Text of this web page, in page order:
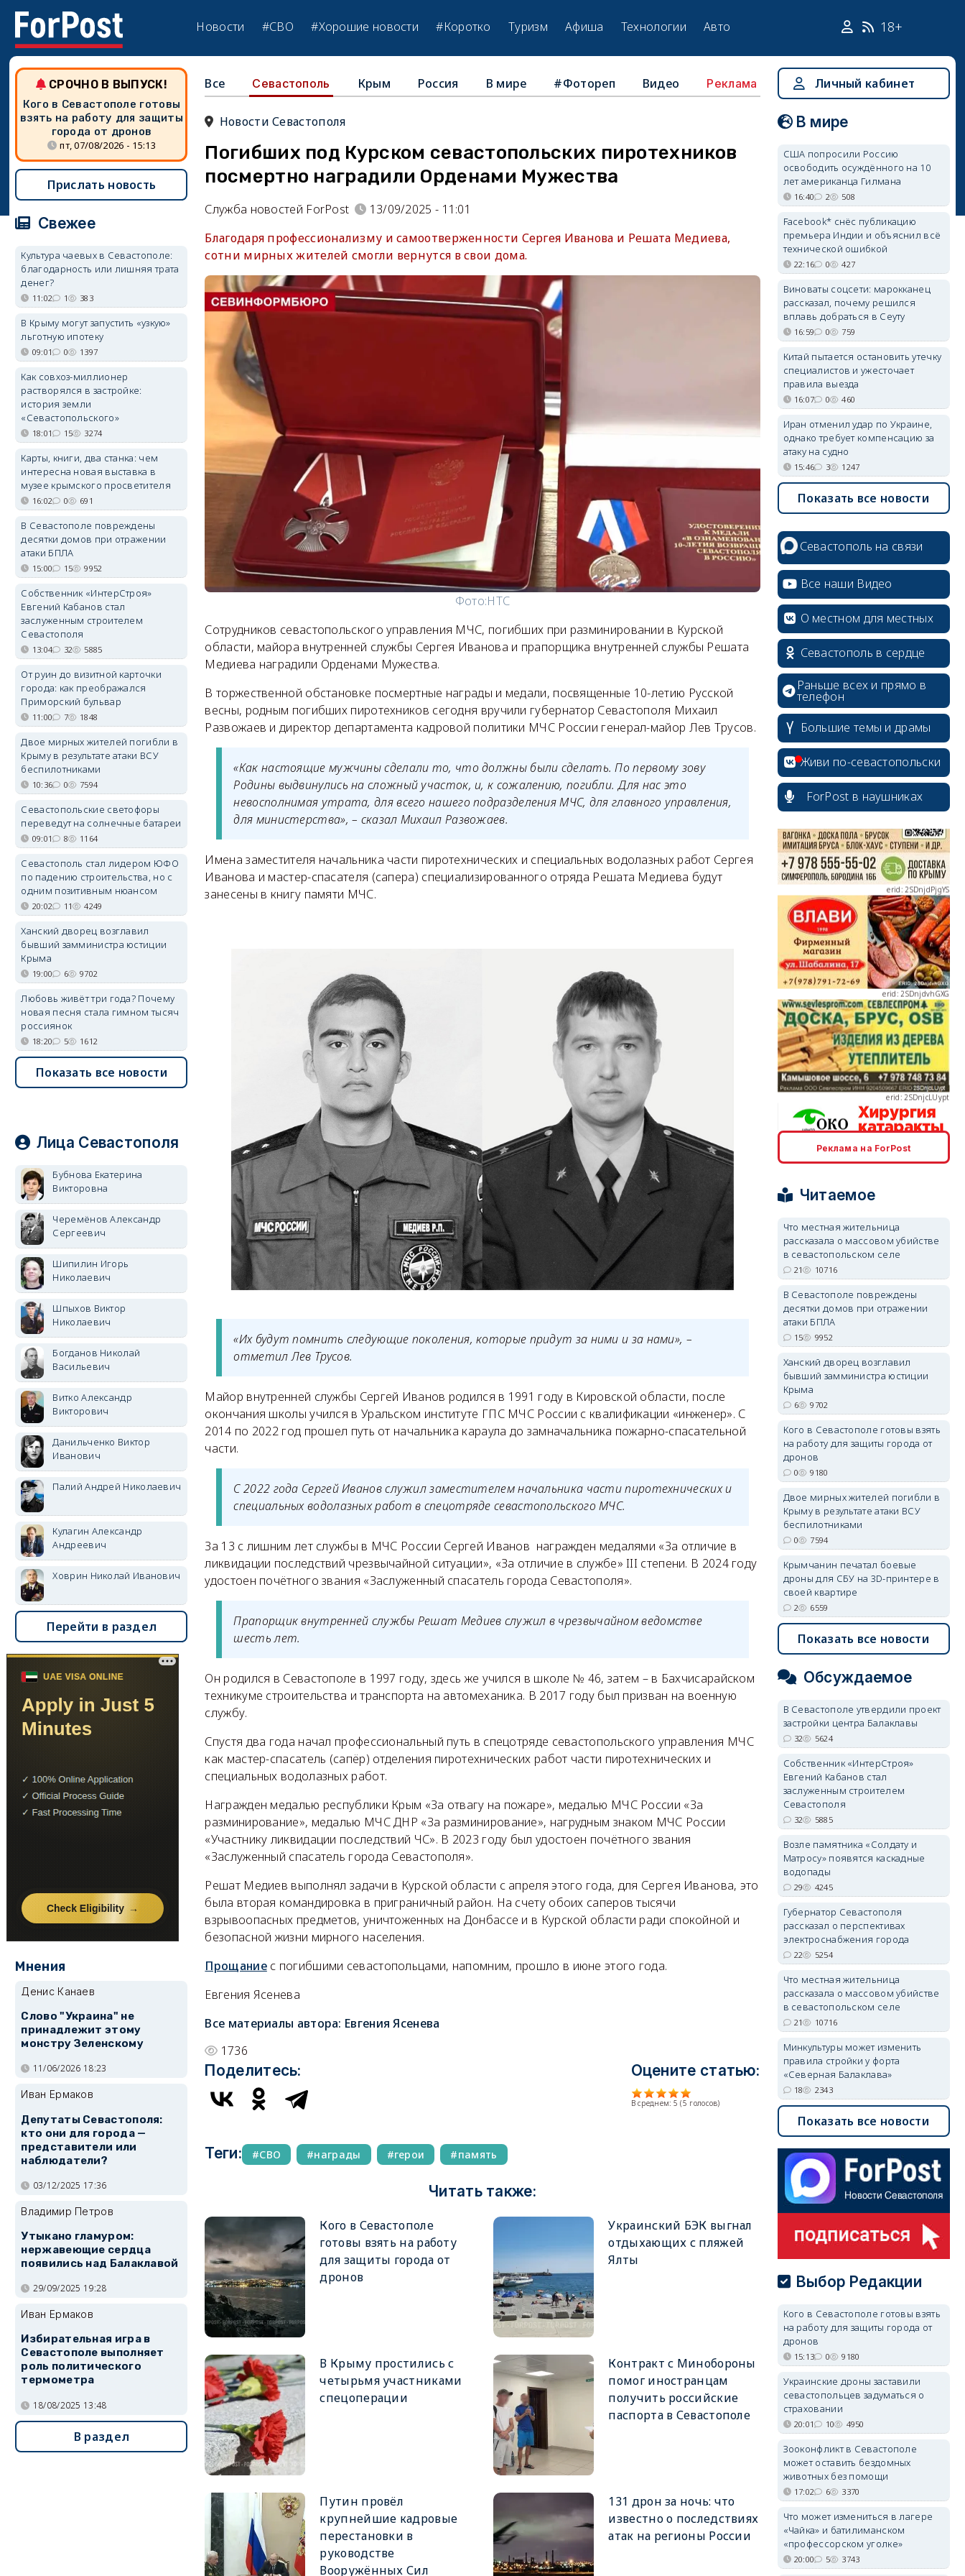
Новости #СВО #Хорошие новости #Коротко Туризм Афиша Технологии Авто 18+
Все Севастополь Крым Россия В мире #Фотореп Видео Реклама
Новости Севастополя
Погибших под Курском севастопольских пиротехников
посмертно наградили Орденами Мужества
Служба новостей ForPost
13/09/2025 - 11:01
Благодаря профессионализму и самоотверженности Сергея Иванова и Решата Медиева,
сотни мирных жителей смогли вернутся в свои дома.
Фото:НТС
Сотрудников севастопольского управления МЧС, погибших при разминировании в Курской
области, майора внутренней службы Сергея Иванова и прапорщика внутренней службы Решата
Медиева наградили Орденами Мужества.
В торжественной обстановке посмертные награды и медали, посвященные 10-летию Русской
весны, родным погибших пиротехников сегодня вручили губернатор Севастополя Михаил
Развожаев и директор департамента кадровой политики МЧС России генерал-майор Лев Трусов.
«Как настоящие мужчины сделали то, что должны были сделать. По первому зову
Родины выдвинулись на сложный участок, и, к сожалению, погибли. Для нас это
невосполнимая утрата, для всего нашего подразделения МЧС, для главного управления,
для министерства», – сказал Михаил Развожаев.
Имена заместителя начальника части пиротехнических и специальных водолазных работ Сергея
Иванова и мастер-спасателя (сапера) специализированного отряда Решата Медиева будут
занесены в книгу памяти МЧС.
«Их будут помнить следующие поколения, которые придут за ними и за нами», –
отметил Лев Трусов.
Майор внутренней службы Сергей Иванов родился в 1991 году в Кировской области, после
окончания школы учился в Уральском институте ГПС МЧС России с квалификации «инженер». С
2014 по 2022 год прошел путь от начальника караула до замначальника пожарно-спасательной
части.
С 2022 года Сергей Иванов служил заместителем начальника части пиротехнических и
специальных водолазных работ в спецотряде севастопольского МЧС.
За 13 с лишним лет службы в МЧС России Сергей Иванов награжден медалями «За отличие в
ликвидации последствий чрезвычайной ситуации», «За отличие в службе» III степени. В 2024 году
удостоен почётного звания «Заслуженный спасатель города Севастополя».
Прапорщик внутренней службы Решат Медиев служил в чрезвычайном ведомстве
шесть лет.
Он родился в Севастополе в 1997 году, здесь же учился в школе № 46, затем – в Бахчисарайском
техникуме строительства и транспорта на автомеханика. В 2017 году был призван на военную
службу.
Спустя два года начал профессиональный путь в спецотряде севастопольского управления МЧС
как мастер-спасатель (сапёр) отделения пиротехнических работ части пиротехнических и
специальных водолазных работ.
Награжден медалью республики Крым «За отвагу на пожаре», медалью МЧС России «За
разминирование», медалью МЧС ДНР «За разминирование», нагрудным знаком МЧС России
«Участнику ликвидации последствий ЧС». В 2023 году был удостоен почётного звания
«Заслуженный спасатель города Севастополя».
Решат Медиев выполнял задачи в Курской области с апреля этого года, для Сергея Иванова, это
была вторая командировка в приграничный район. На счету обоих саперов тысячи
взрывоопасных предметов, уничтоженных на Донбассе и в Курской области ради спокойной и
безопасной жизни мирного населения.
Прощаниес погибшими севастопольцами, напомним, прошло в июне этого года.
Евгения Ясенева
Все материалы автора: Евгения Ясенева
1736
Поделитесь: Оцените статью:
В среднем: 5 (5 голосов)
Теги: СВО награды герои память
Читать также:
Кого в Севастополе
готовы взять на работу
для защиты города от
дронов
Украинский БЭК выгнал
отдыхающих с пляжей
Ялты
В Крыму простились с
четырьмя участниками
спецоперации
Контракт с Минобороны
помог иностранцам
получить российские
паспорта в Севастополе
Путин провёл
крупнейшие кадровые
перестановки в
руководстве
Вооружённых Сил
131 дрон за ночь: что
известно о последствиях
атак на регионы России
СРОЧНО В ВЫПУСК!
Кого в Севастополе готовы
взять на работу для защиты
города от дронов
пт, 07/08/2026 - 15:13
Прислать новость
Свежее
Культура чаевых в Севастополе:
благодарность или лишняя трата
денег?
11:02 1 383
В Крыму могут запустить «узкую»
льготную ипотеку
09:01 0 1397
Как совхоз-миллионер
растворялся в застройке:
история земли
«Севастопольского»
18:01 15 3274
Карты, книги, два станка: чем
интересна новая выставка в
музее крымского просветителя
16:02 0 691
В Севастополе повреждены
десятки домов при отражении
атаки БПЛА
15:00 15 9952
Собственник «ИнтерСтроя»
Евгений Кабанов стал
заслуженным строителем
Севастополя
13:04 32 5885
От руин до визитной карточки
города: как преображался
Приморский бульвар
11:00 7 1848
Двое мирных жителей погибли в
Крыму в результате атаки ВСУ
беспилотниками
10:36 0 7594
Севастопольские светофоры
переведут на солнечные батареи
09:01 8 1164
Севастополь стал лидером ЮФО
по падению строительства, но с
одним позитивным нюансом
20:02 11 4249
Ханский дворец возглавил
бывший замминистра юстиции
Крыма
19:00 6 9702
Любовь живёт три года? Почему
новая песня стала гимном тысяч
россиянок
18:20 5 1612
Показать все новости
Лица Севастополя
Бубнова Екатерина
Викторовна
Черемёнов Александр
Сергеевич
Шипилин Игорь
Николаевич
Шпыхов Виктор
Николаевич
Богданов Николай
Васильевич
Витко Александр
Викторович
Данильченко Виктор
Иванович
Палий Андрей Николаевич
Кулагин Александр
Андреевич
Ховрин Николай Иванович
Перейти в раздел
Мнения
Денис Канаев
Слово "Украина" не
принадлежит этому
монстру Зеленскому
11/06/2026 18:23
Иван Ермаков
Депутаты Севастополя:
кто они для города —
представители или
наблюдатели?
03/12/2025 17:36
Владимир Петров
Утыкано гламуром:
нержавеющие сердца
появились над Балаклавой
29/09/2025 19:28
Иван Ермаков
Избирательная игра в
Севастополе выполняет
роль политического
термометра
18/08/2025 13:48
В раздел
Личный кабинет
В мире
США попросили Россию
освободить осуждённого на 10
лет американца Гилмана
16:40 2 508
Facebook* снёс публикацию
премьера Индии и объяснил всё
технической ошибкой
22:16 0 427
Виноваты соцсети: марокканец
рассказал, почему решился
вплавь добраться в Сеуту
16:59 0 759
Китай пытается остановить утечку
специалистов и ужесточает
правила выезда
16:07 0 460
Иран отменил удар по Украине,
однако требует компенсацию за
атаку на судно
15:46 3 1247
Показать все новости
Севастополь на связи
Все наши Видео
О местном для местных
Севастополь в сердце
Раньше всех и прямо в
телефон
Большие темы и драмы
Живи по-севастопольски
ForPost в наушниках
erid: 2SDnjcrDNw6
erid: 2SDnjdPjgYS
erid: 2SDnjdvhGXG
erid: 2SDnjcLUypt
erid: 2SDnjcrDNw6
erid: 2SDnjdPjgYS
erid: 2SDnjdvhGXG
Реклама на ForPost
Читаемое
Что местная жительница
рассказала о массовом убийстве
в севастопольском селе
21 10716
В Севастополе повреждены
десятки домов при отражении
атаки БПЛА
15 9952
Ханский дворец возглавил
бывший замминистра юстиции
Крыма
6 9702
Кого в Севастополе готовы взять
на работу для защиты города от
дронов
0 9180
Двое мирных жителей погибли в
Крыму в результате атаки ВСУ
беспилотниками
0 7594
Крымчанин печатал боевые
дроны для СБУ на 3D-принтере в
своей квартире
2 6559
Показать все новости
Обсуждаемое
В Севастополе утвердили проект
застройки центра Балаклавы
32 5624
Собственник «ИнтерСтроя»
Евгений Кабанов стал
заслуженным строителем
Севастополя
32 5885
Возле памятника «Солдату и
Матросу» появятся каскадные
водопады
29 4245
Губернатор Севастополя
рассказал о перспективах
электроснабжения города
22 5254
Что местная жительница
рассказала о массовом убийстве
в севастопольском селе
21 10716
Минкультуры может изменить
правила стройки у форта
«Северная Балаклава»
18 2343
Показать все новости
Выбор Редакции
Кого в Севастополе готовы взять
на работу для защиты города от
дронов
15:13 0 9180
Украинские дроны заставили
севастопольцев задуматься о
страховании
20:01 10 4950
Зооконфликт в Севастополе
может оставить бездомных
животных без помощи
17:02 6 3370
Что может измениться в лагере
«Чайка» и батилиманском
«профессорском уголке»
20:00 5 3743